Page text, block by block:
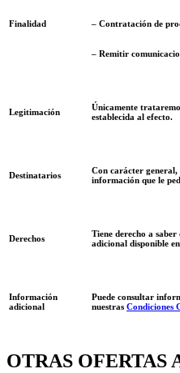
Finalidad – Contratación de
– Remitir
Legitimación
Únicamente
establecida al efecto.
Destinatarios
Con carácter general,
información que le
Derechos
Tiene derecho a
adicional disponible
Información
adicional
Puede consultar
nuestras Condiciones
OTRAS OFERTAS